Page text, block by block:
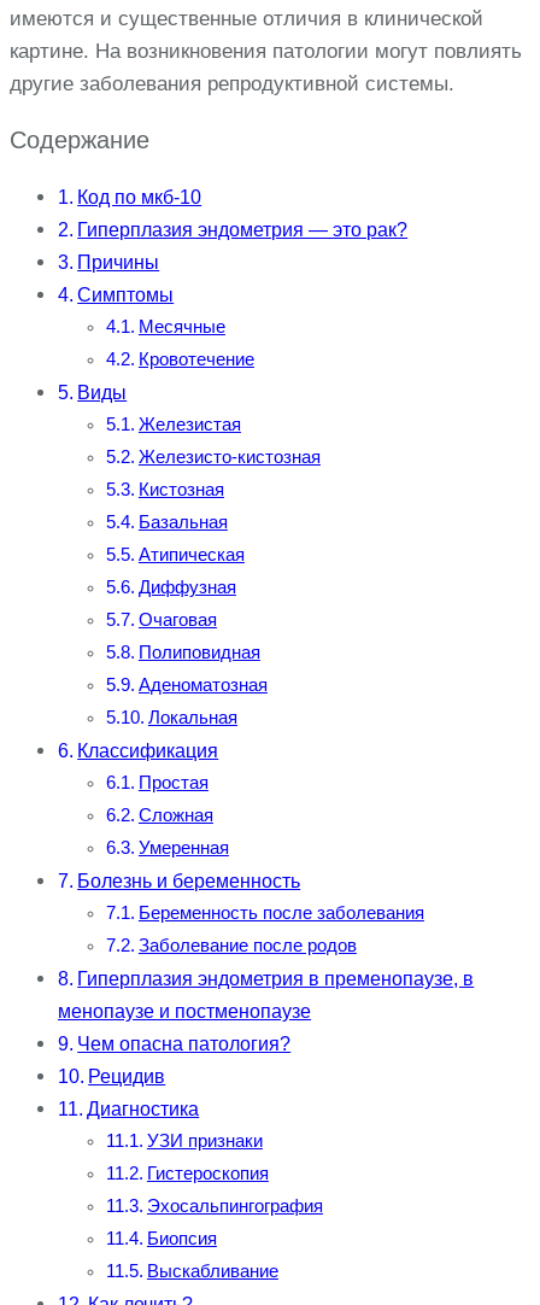
имеются и существенные отличия в клинической
картине. На возникновения патологии могут повлиять
другие заболевания репродуктивной системы.
Содержание
Код по мкб-10
Гиперплазия эндометрия — это рак?
Причины
Симптомы
Месячные
Кровотечение
Виды
Железистая
Железисто-кистозная
Кистозная
Базальная
Атипическая
Диффузная
Очаговая
Полиповидная
Аденоматозная
Локальная
Классификация
Простая
Сложная
Умеренная
Болезнь и беременность
Беременность после заболевания
Заболевание после родов
Гиперплазия эндометрия в пременопаузе, в
менопаузе и постменопаузе
Чем опасна патология?
Рецидив
Диагностика
УЗИ признаки
Гистероскопия
Эхосальпингография
Биопсия
Выскабливание